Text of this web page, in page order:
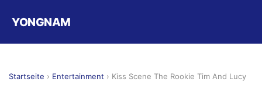
YONGNAM
Startseite › Entertainment › Kiss Scene The Rookie Tim And Lucy